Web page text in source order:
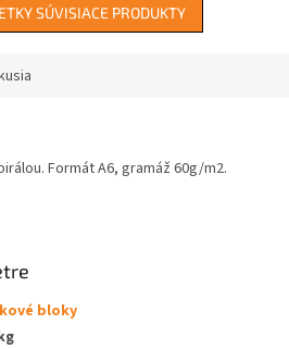
SÚVISIACE PRODUKTY
Formát A6, gramáž 60g/m2.
bloky